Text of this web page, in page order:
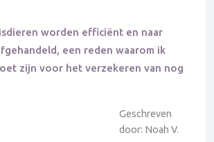
worden efficiënt en naar
een reden waarom ik
zijn voor het verzekeren van nog
Geschreven
door: Noah V.